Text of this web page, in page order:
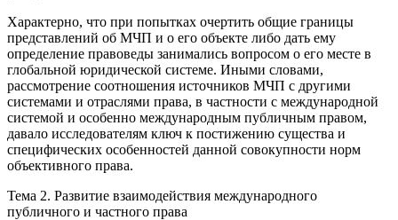
Характерно, что при попытках очертить общие границы
представлений об МЧП и о его объекте либо дать ему
определение правоведы занимались вопросом о его месте в
глобальной юридической системе. Иными словами,
рассмотрение соотношения источников МЧП с другими
системами и отраслями права, в частности с международной
системой и особенно международным публичным правом,
давало исследователям ключ к постижению существа и
специфических особенностей данной совокупности норм
объективного права.
Тема 2. Развитие взаимодействия международного
публичного и частного права